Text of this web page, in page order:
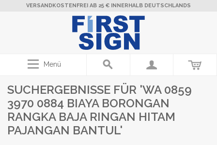
VERSANDKOSTENFREI AB 25 € INNERHALB DEUTSCHLANDS
Menü
SUCHERGEBNISSE FÜR 'WA 0859
3970 0884 BIAYA BORONGAN
RANGKA BAJA RINGAN HITAM
PAJANGAN BANTUL'